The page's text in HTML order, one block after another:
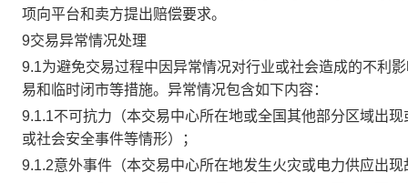
项向平台和卖方提出赔偿要求。
9交易异常情况处理
9.1为避免交易过程中因异常情况对行业或社会造成的不利
易和临时闭市等措施。异常情况包含如下内容：
9.1.1不可抗力（本交易中心所在地或全国其他部分区域出
或社会安全事件等情形）；
9.1.2意外事件（本交易中心所在地发生火灾或电力供应出